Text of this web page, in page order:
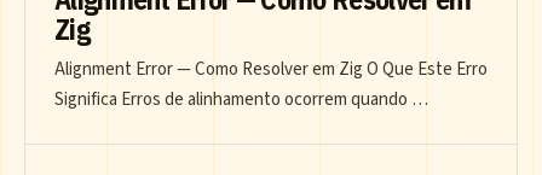
Zig
Alignment Error — Como Resolver em Zig O Que Este Erro
Significa Erros de alinhamento ocorrem quando …